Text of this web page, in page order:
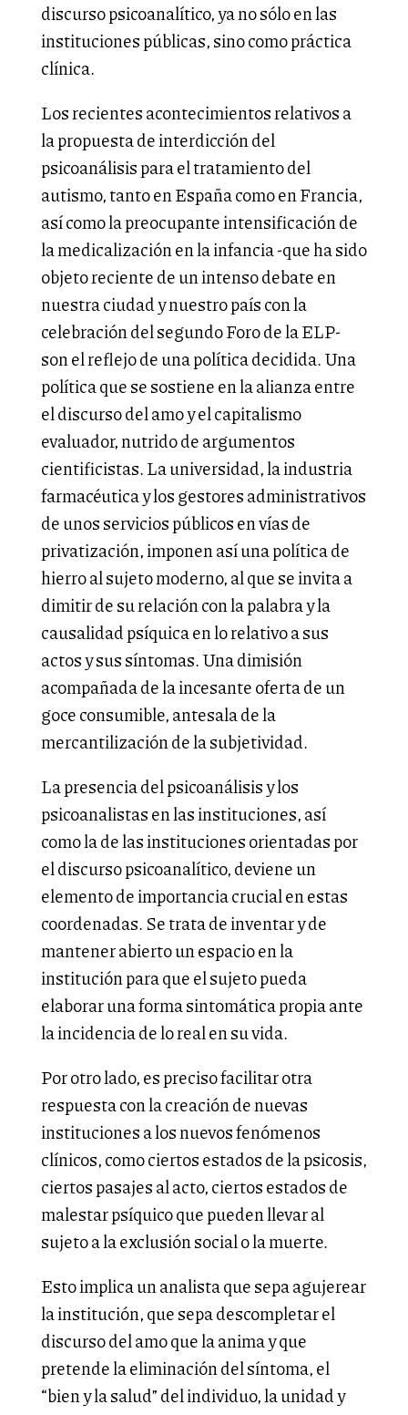
discurso psicoanalítico, ya no sólo en las
instituciones públicas, sino como práctica
clínica.
Los recientes acontecimientos relativos a
la propuesta de interdicción del
psicoanálisis para el tratamiento del
autismo, tanto en España como en Francia,
así como la preocupante intensificación de
la medicalización en la infancia -que ha sido
objeto reciente de un intenso debate en
nuestra ciudad y nuestro país con la
celebración del segundo Foro de la ELP-
son el reflejo de una política decidida. Una
política que se sostiene en la alianza entre
el discurso del amo y el capitalismo
evaluador, nutrido de argumentos
cientificistas. La universidad, la industria
farmacéutica y los gestores administrativos
de unos servicios públicos en vías de
privatización, imponen así una política de
hierro al sujeto moderno, al que se invita a
dimitir de su relación con la palabra y la
causalidad psíquica en lo relativo a sus
actos y sus síntomas. Una dimisión
acompañada de la incesante oferta de un
goce consumible, antesala de la
mercantilización de la subjetividad.
La presencia del psicoanálisis y los
psicoanalistas en las instituciones, así
como la de las instituciones orientadas por
el discurso psicoanalítico, deviene un
elemento de importancia crucial en estas
coordenadas. Se trata de inventar y de
mantener abierto un espacio en la
institución para que el sujeto pueda
elaborar una forma sintomática propia ante
la incidencia de lo real en su vida.
Por otro lado, es preciso facilitar otra
respuesta con la creación de nuevas
instituciones a los nuevos fenómenos
clínicos, como ciertos estados de la psicosis,
ciertos pasajes al acto, ciertos estados de
malestar psíquico que pueden llevar al
sujeto a la exclusión social o la muerte.
Esto implica un analista que sepa agujerear
la institución, que sepa descompletar el
discurso del amo que la anima y que
pretende la eliminación del síntoma, el
“bien y la salud” del individuo, la unidad y